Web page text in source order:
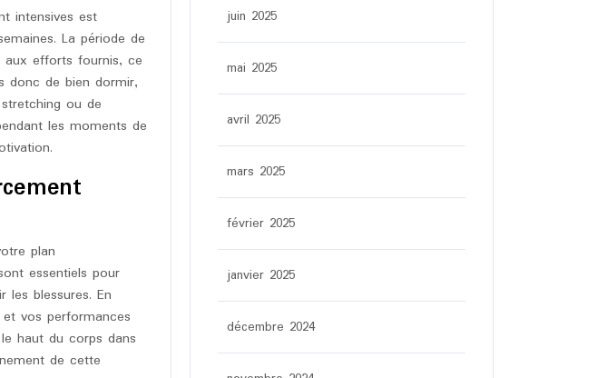
intensives est
La période de
aux efforts fournis, ce
donc de bien dormir,
ou de
les moments de
plan
essentiels pour
blessures. En
vos performances
haut du corps dans
de cette
juin 2025
mai 2025
avril 2025
mars 2025
février 2025
janvier 2025
décembre 2024